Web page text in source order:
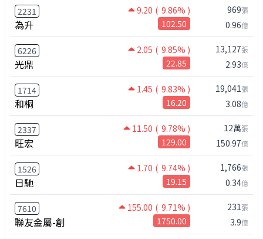
2231 9.20 ( 9.86% )
為升 102.50
969張
0.96億
6226 2.05 ( 9.85% )
光鼎 22.85
13,127張
2.93億
1714 1.45 ( 9.83% )
和桐 16.20
19,041張
3.08億
2337 11.50 ( 9.78% )
旺宏 129.00
12萬張
150.97億
1526 1.70 ( 9.74% )
日馳 19.15
1,766張
0.34億
7610 155.00 ( 9.71% )
聯友金屬-創 1750.00
231張
3.9億